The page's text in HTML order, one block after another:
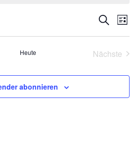
und
Suche
Liste
Heute
Nächste
abonnieren